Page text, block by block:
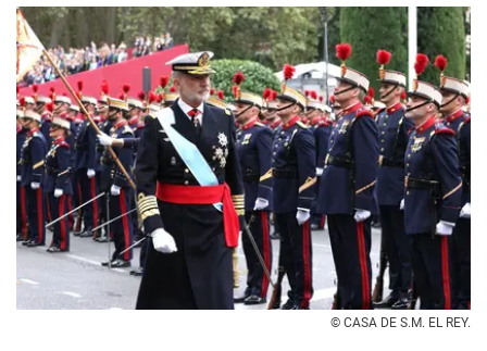
© CASA DE S.M. EL REY.